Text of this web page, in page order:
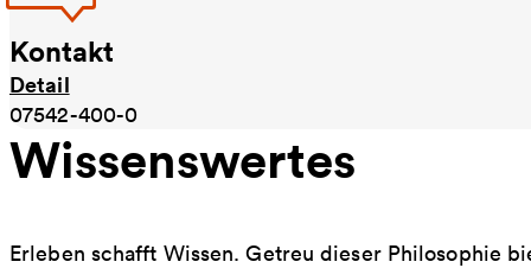
Kontakt
Detail
07542-400-0
Wissenswertes
Erleben schafft Wissen. Getreu dieser Philosophie